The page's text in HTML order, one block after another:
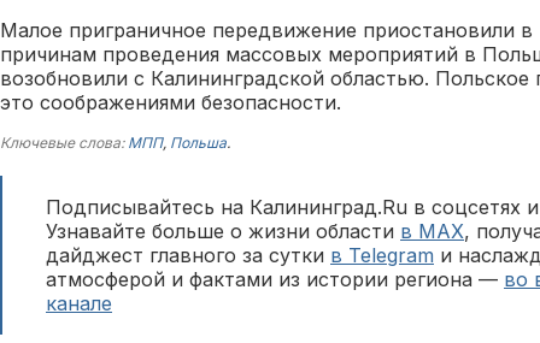
Малое приграничное передвижение приостановили в
причинам проведения массовых мероприятий в
возобновили с Калининградской областью. Польское
это соображениями безопасности.
Ключевые слова: МПП, Польша.
Подписывайтесь на Калининград.Ru в соцсетях
Узнавайте больше о жизни области в MAX,
дайджест главного за сутки в Telegram и
атмосферой и фактами из истории региона — во
канале